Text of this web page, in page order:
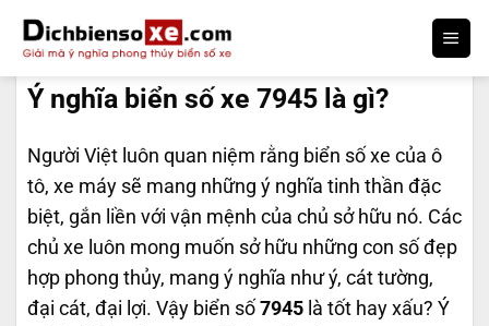
qua
nội
dungÝ nghĩa biển số xe 7945 là gì?
Người Việt luôn quan niệm rằng biển số xe của ô
tô, xe máy sẽ mang những ý nghĩa tinh thần đặc
biệt, gắn liền với vận mệnh của chủ sở hữu nó. Các
chủ xe luôn mong muốn sở hữu những con số đẹp
hợp phong thủy, mang ý nghĩa như ý, cát tường,
đại cát, đại lợi. Vậy biển số 7945 là tốt hay xấu? Ý